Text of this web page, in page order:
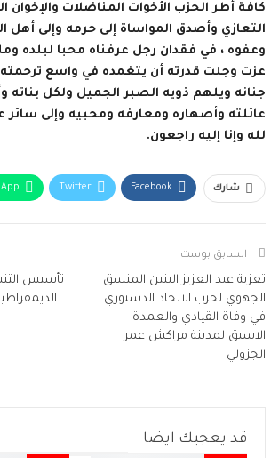
كافة أطر الحزب الأخوات المناضلات والإخوان
التعازي وأصدق المواساة إلى حرمه وإلى أهل
وعفوه ، في فقدان رجل عرفناه محبا لبلده
عزت وجلت قدرته أن يتغمده في واسع
جنانه ويلهم ذويه الصبر الجميل ولكل بناته
عائلته وأصهاره ومعارفه ومحبيه وإلى سائر
لله وإنا إليه راجعون.
شارك Facebook
Twitter
Telegram
السابق بوست
تعزية عبد العزيز البنين المنسق
الجهوي لحزب الاتحاد الدستوري
في وفاة القيادي والعمدة
الاسبق لمدينة مراكش عمر
الجزولي
تأسيس
قد يعجبك ايضا